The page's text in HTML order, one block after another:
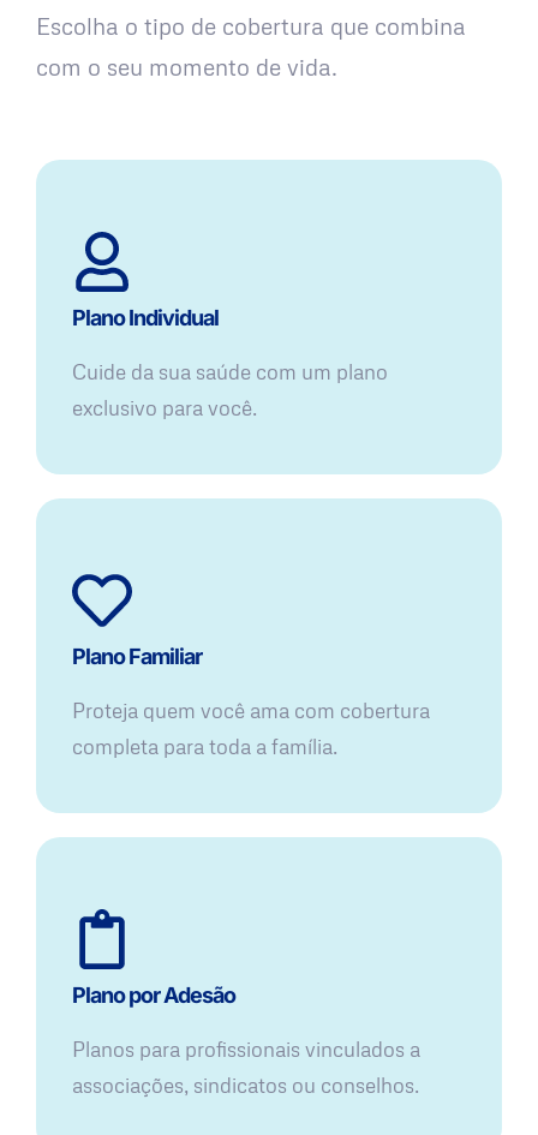
Escolha o tipo de cobertura que combina
com o seu momento de vida.
Plano Individual
Cuide da sua saúde com um plano
exclusivo para você.
Plano Familiar
Proteja quem você ama com cobertura
completa para toda a família.
Plano por Adesão
Planos para profissionais vinculados a
associações, sindicatos ou conselhos.